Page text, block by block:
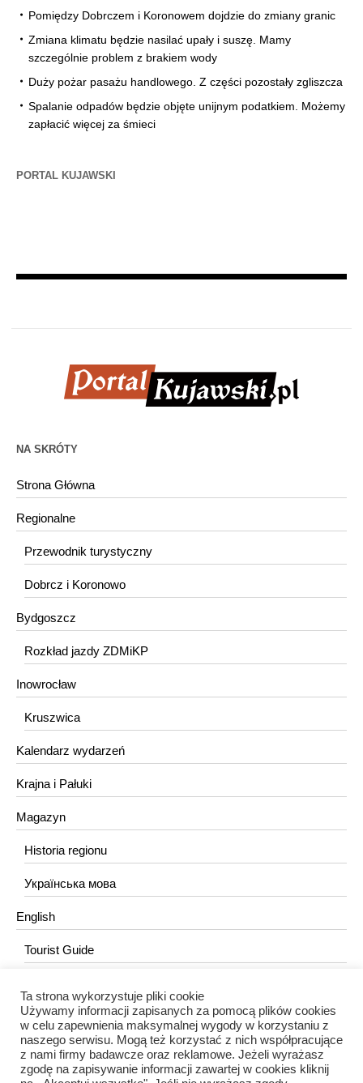
Pomiędzy Dobrczem i Koronowem dojdzie do zmiany granic
Zmiana klimatu będzie nasilać upały i suszę. Mamy
szczególnie problem z brakiem wody
Duży pożar pasażu handlowego. Z części pozostały zgliszcza
Spalanie odpadów będzie objęte unijnym podatkiem. Możemy
zapłacić więcej za śmieci
PORTAL KUJAWSKI
NA SKRÓTY
Strona Główna
Regionalne
Przewodnik turystyczny
Dobrcz i Koronowo
Bydgoszcz
Rozkład jazdy ZDMiKP
Inowrocław
Kruszwica
Kalendarz wydarzeń
Krajna i Pałuki
Magazyn
Historia regionu
Українська мова
English
Tourist Guide
KONTAKT
redakcja@portalkujawski.pl
Redakcja
Ta strona wykorzystuje pliki cookie
Używamy informacji zapisanych za pomocą plików cookies
w celu zapewnienia maksymalnej wygody w korzystaniu z
naszego serwisu. Mogą też korzystać z nich współpracujące
z nami firmy badawcze oraz reklamowe. Jeżeli wyrażasz
zgodę na zapisywanie informacji zawartej w cookies kliknij